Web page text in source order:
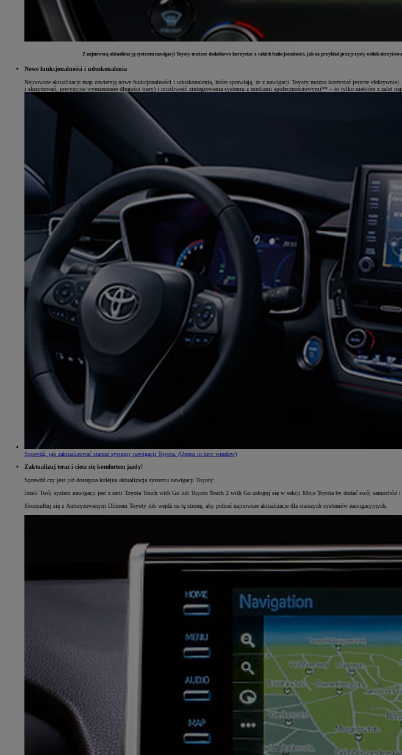
Z najnowszą aktualizacją systemu nawigacji Toyoty możesz dodatkowo korzystać z takich funkcjonalności, jak na przykład przejrzysty widok
Nowe funkcjonalności i udoskonalenia
Najnowsze aktualizacje map zawierają nowe funkcjonalności i udoskonalenia, które sprawiają, że z nawigacji Toyoty można korzystać jeszcze
i skrzyżowań, precyzyjne wymierzenie długości trasy) i możliwość zintegrowania systemu z mediami społecznościowymi** – to tylko niektóre z zalet
Sprawdź, jak zaktualizować starsze systemy nawigacji Toyota. (Opens in new window)
Zaktualizuj teraz i ciesz się komfortem jazdy!
Sprawdź czy jest już dostępna kolejna aktualizacja systemu nawigacji Toyoty:
Jeżeli Twój system nawigacji jest z serii Toyota Touch with Go lub Toyota Touch 2 with Go zaloguj się w sekcji Moja Toyota by dodać swój
Skonsultuj się z Autoryzowanym Dilerem Toyoty lub wejdź na tę stronę, aby pobrać najnowsze aktualizacje dla starszych systemów nawigacyjnych.